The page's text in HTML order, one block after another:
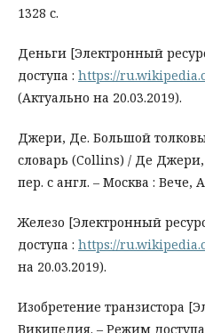
1328 с.
Деньги [Электронный
доступа : https://
(Актуально на 20.03.2019).
Джери, Де. Большой
словарь (Collins) / Де
пер. с англ. – Москва : Вече,
Железо [Электронный
доступа : https://
на 20.03.2019).
Изобретение транзистора
Википедия. – Режим